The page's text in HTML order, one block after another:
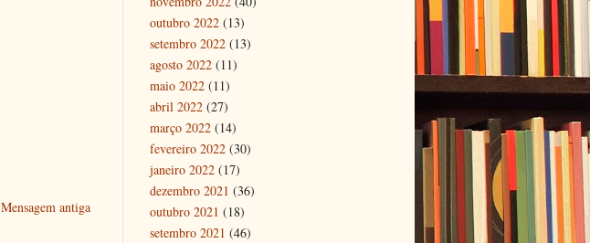
Mensagem antiga
outubro 2022 (13)
setembro 2022 (13)
agosto 2022 (11)
maio 2022 (11)
abril 2022 (27)
março 2022 (14)
fevereiro 2022 (30)
janeiro 2022 (17)
dezembro 2021 (36)
outubro 2021 (18)
setembro 2021 (46)